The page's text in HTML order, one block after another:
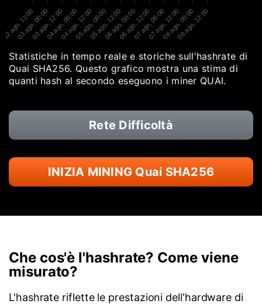
02 ago, 12:00
03 ago, 00:00
03 ago, 12:00
04 ago, 00:00
04 ago, 12:00
05 ago, 00:00
05 ago, 12:00
06 ago, 00:00
06 ago, 12:00
07 ago, 00:00
07 ago, 12:00
08 ago, 00:00
08 ago, 12:00
Statistiche in tempo reale e storiche sull'hashrate di
Quai SHA256. Questo grafico mostra una stima di
quanti hash al secondo eseguono i miner QUAI.
Rete Difficoltà
INIZIA MINING Quai SHA256
Che cos'è l'hashrate? Come viene
misurato?
L'hashrate riflette le prestazioni dell'hardware di